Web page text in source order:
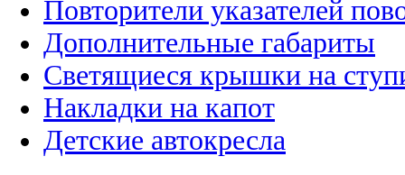
Повторители указателей
Дополнительные габариты
Светящиеся крышки на
Накладки на капот
Детские автокресла